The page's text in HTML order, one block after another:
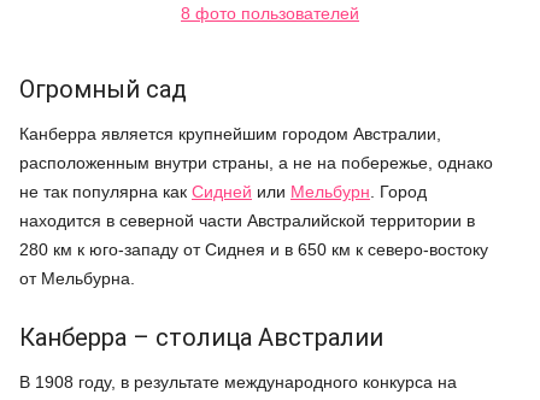
8 фото пользователей
Огромный сад
Канберра является крупнейшим городом Австралии,
расположенным внутри страны, а не на побережье, однако
не так популярна как Сидней или Мельбурн . Город
находится в северной части Австралийской территории в
280 км к юго-западу от Сиднея и в 650 км к северо-востоку
от Мельбурна.
Канберра – столица Австралии
В 1908 году, в результате международного конкурса на